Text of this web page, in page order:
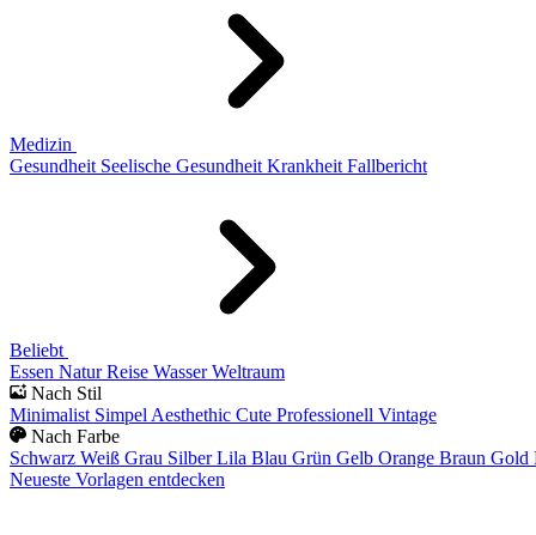
Medizin
Gesundheit Seelische Gesundheit Krankheit Fallbericht
Beliebt
Essen Natur Reise Wasser Weltraum
Nach Stil
Minimalist Simpel Aesthethic Cute Professionell Vintage
Nach Farbe
Schwarz Weiß Grau Silber Lila Blau Grün Gelb Orange Braun Gold
Neueste Vorlagen entdecken